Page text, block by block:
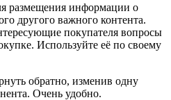
размещения информации о
другого важного контента.
покупателя вопросы
Используйте её по своему
обратно, изменив одну
Очень удобно.